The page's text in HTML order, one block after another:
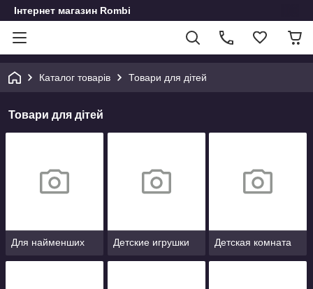
Інтернет магазин Rombi
Каталог товарів Товари для дітей
Товари для дітей
Для найменших Детские игрушки Детская комната